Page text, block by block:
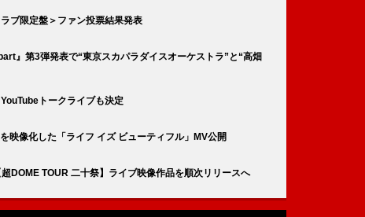
ブ限定盤＞ファン投票結果発表
』第3弾発表で“東京スカパラダイスオーケストラ”と“高畑
トークライブも決定
映像化した「ライフ イズ ビューティフル」MV公開
DOME TOUR 二十祭】ライブ映像作品を順次リリースへ